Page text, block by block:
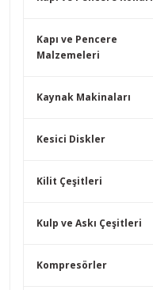
Kapı ve Pencere
Malzemeleri
Kaynak Makinaları
Kesici Diskler
Kilit Çeşitleri
Kulp ve Askı Çeşitleri
Kompresörler